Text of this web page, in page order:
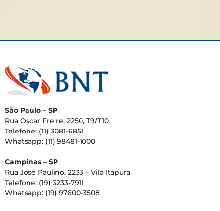
São Paulo – SP
Rua Oscar Freire, 2250, T9/T10
Telefone: (11) 3081-6851
Whatsapp: (11) 98481-1000
Campinas – SP
Rua José Paulino, 2233 – Vila Itapura
Telefone: (19) 3233-7911
Whatsapp: (19) 97600-3508